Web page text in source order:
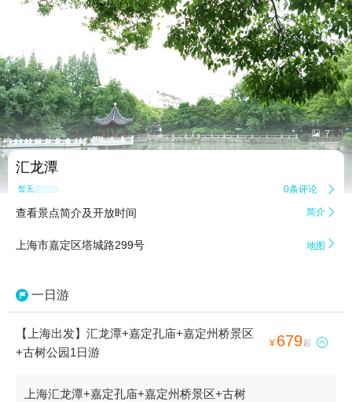
 7
汇龙潭
暂无点评 0条评论 
查看景点简介及开放时间 简介 
上海市嘉定区塔城路299号 地图 
一日游
【上海出发】汇龙潭+嘉定孔庙+嘉定州桥景区
+古树公园1日游
¥ 679起 
上海汇龙潭+嘉定孔庙+嘉定州桥景区+古树